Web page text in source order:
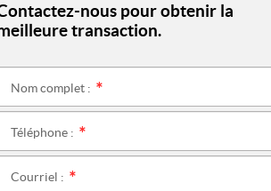
nous pour obtenir la
transaction.
Nom complet :
Téléphone :
Courriel :